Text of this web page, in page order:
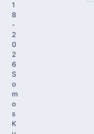
1
8
-
2
0
2
6
S
o
m
o
s
K